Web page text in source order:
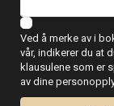
Ved å merke av i
vår, indikerer du at
klausulene som er
av dine